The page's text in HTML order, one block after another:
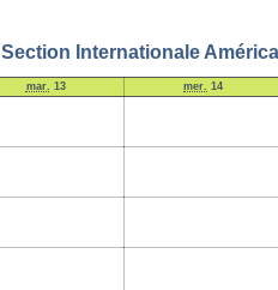
Section Internationale
mar. 13 mer. 14